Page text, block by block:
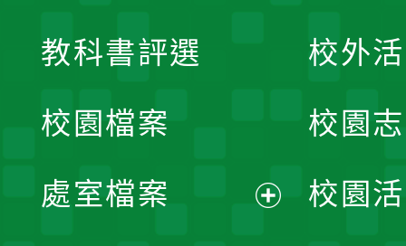
單
教科書評選
校園檔案
處室檔案
校外
校園
校園